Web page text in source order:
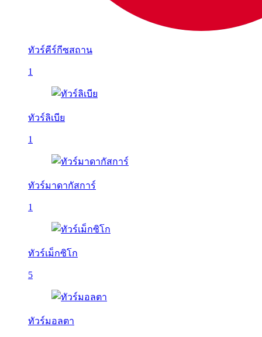
ทัวร์คีร์กีซสถาน
1
ทัวร์ลิเบีย
1
ทัวร์มาดากัสการ์
1
ทัวร์เม็กซิโก
5
ทัวร์มอลตา